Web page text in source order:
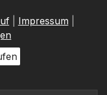
| Impressum